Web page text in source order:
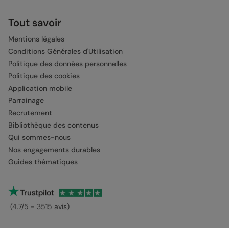
Tout savoir
Mentions légales
Conditions Générales d'Utilisation
Politique des données personnelles
Politique des cookies
Application mobile
Parrainage
Recrutement
Bibliothèque des contenus
Qui sommes-nous
Nos engagements durables
Guides thématiques
(4.7/5 - 3515 avis)